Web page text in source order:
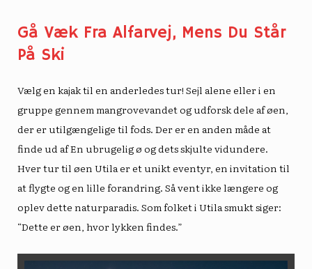
Gå Væk Fra Alfarvej, Mens Du Står
På Ski
Vælg en kajak til en anderledes tur! Sejl alene eller i en
gruppe gennem mangrovevandet og udforsk dele af øen,
der er utilgængelige til fods. Der er en anden måde at
finde ud afEn ubrugelig ø og dets skjulte vidundere.
Hver tur til øen Utila er et unikt eventyr, en invitation til
at flygte og en lille forandring. Så vent ikke længere og
oplev dette naturparadis. Som folket i Utila smukt siger:
“Dette er øen, hvor lykken findes.”